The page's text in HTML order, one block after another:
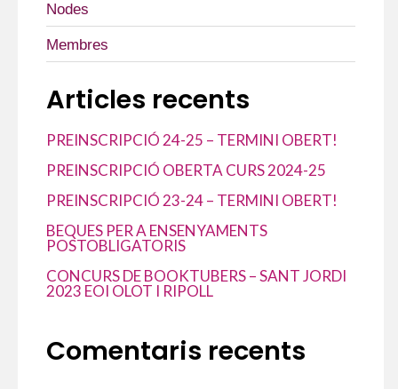
Nodes
Membres
Articles recents
PREINSCRIPCIÓ 24-25 – TERMINI OBERT!
PREINSCRIPCIÓ OBERTA CURS 2024-25
PREINSCRIPCIÓ 23-24 – TERMINI OBERT!
BEQUES PER A ENSENYAMENTS
POSTOBLIGATORIS
CONCURS DE BOOKTUBERS – SANT JORDI
2023 EOI OLOT I RIPOLL
Comentaris recents